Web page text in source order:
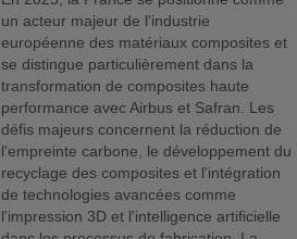
un acteur majeur de l'industrie
européenne des matériaux composites et
se distingue particulièrement dans la
transformation de composites haute
performance avec Airbus et Safran. Les
défis majeurs concernent la réduction de
l'empreinte carbone, le développement du
recyclage des composites et l'intégration
de technologies avancées comme
l'impression 3D et l'intelligence artificielle